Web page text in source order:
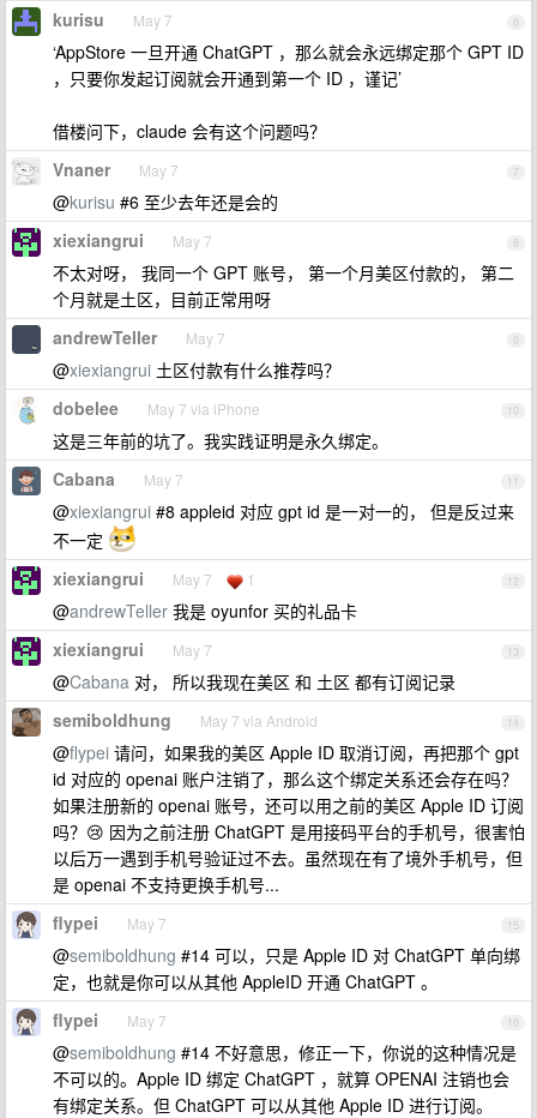
6
kurisu May 7
‘AppStore 一旦开通 ChatGPT ，那么就会永远绑定那个 GPT ID
，只要你发起订阅就会开通到第一个 ID ，谨记’
借楼问下，claude 会有这个问题吗？
7
Vnaner May 7
@kurisu #6 至少去年还是会的
8
xiexiangrui May 7
不太对呀， 我同一个 GPT 账号， 第一个月美区付款的， 第二
个月就是土区，目前正常用呀
9
andrewTeller May 7
@xiexiangrui 土区付款有什么推荐吗？
10
dobelee May 7 via iPhone
这是三年前的坑了。我实践证明是永久绑定。
11
Cabana May 7
@xiexiangrui #8 appleid 对应 gpt id 是一对一的， 但是反过来
不一定
12
xiexiangrui May 7 1
@andrewTeller 我是 oyunfor 买的礼品卡
13
xiexiangrui May 7
@Cabana 对， 所以我现在美区 和 土区 都有订阅记录
14
semiboldhung May 7 via Android
@flypei 请问，如果我的美区 Apple ID 取消订阅，再把那个 gpt
id 对应的 openai 账户注销了，那么这个绑定关系还会存在吗？
如果注册新的 openai 账号，还可以用之前的美区 Apple ID 订阅
吗？😢 因为之前注册 ChatGPT 是用接码平台的手机号，很害怕
以后万一遇到手机号验证过不去。虽然现在有了境外手机号，但
是 openai 不支持更换手机号...
15
flypei May 7
@semiboldhung #14 可以，只是 Apple ID 对 ChatGPT 单向绑
定，也就是你可以从其他 AppleID 开通 ChatGPT 。
16
flypei May 7
@semiboldhung #14 不好意思，修正一下，你说的这种情况是
不可以的。Apple ID 绑定 ChatGPT ，就算 OPENAI 注销也会
有绑定关系。但 ChatGPT 可以从其他 Apple ID 进行订阅。